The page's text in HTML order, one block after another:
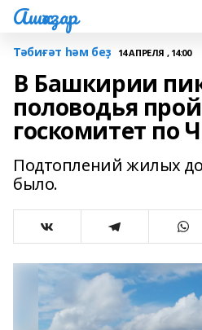
Ашҡаҙар
Тәбиғәт һәм беҙ 14 АПРЕЛЯ , 14:00
В Башкирии
половодья
госкомитет по
Подтоплений жилых
было.